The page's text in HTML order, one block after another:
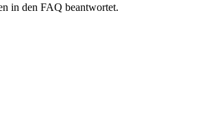
in den FAQ beantwortet.